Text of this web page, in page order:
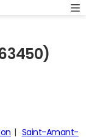
Saint-Amant-